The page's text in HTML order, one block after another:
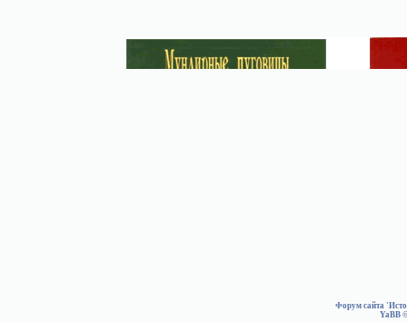
Форум сайта
YaBB